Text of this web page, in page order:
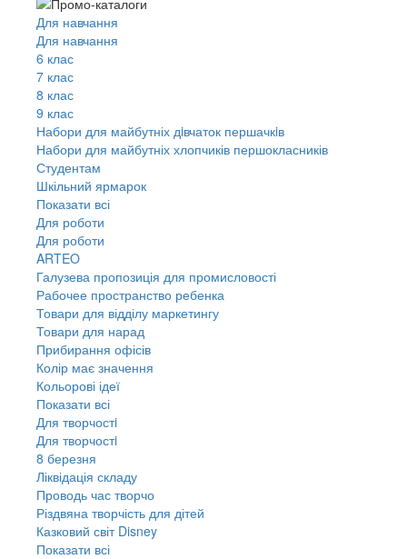
Для навчання
Для навчання
6 клас
7 клас
8 клас
9 клас
Набори для майбутніх дiвчаток першачкiв
Набори для майбутніх хлопчиків першокласників
Студентам
Шкільний ярмарок
Показати всі
Для роботи
Для роботи
ARTEO
Галузева пропозиція для промисловості
Рабочее пространство ребенка
Товари для відділу маркетингу
Товари для нарад
Прибирання офісів
Колір має значення
Кольорові ідеї
Показати всі
Для творчостi
Для творчостi
8 березня
Ліквідація складу
Проводь час творчо
Різдвяна творчість для дітей
Казковий світ Disney
Показати всі